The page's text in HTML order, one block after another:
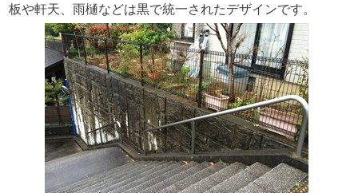
板や軒天、雨樋などは黒で統一されたデザインです。